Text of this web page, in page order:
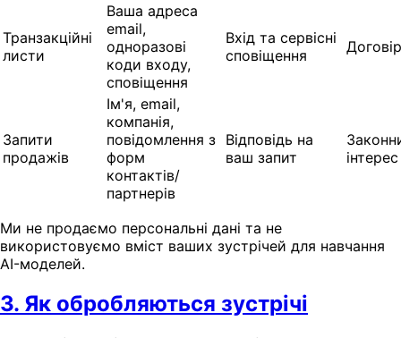
Транзакційні
листи
Ваша адреса
email,
одноразові
коди входу,
сповіщення
Вхід та сервісні
сповіщення
Договір
Запити
продажів
Ім'я, email,
компанія,
повідомлення з
форм
контактів/
партнерів
Відповідь на
ваш запит
інтерес
Ми не продаємо персональні дані та не
використовуємо вміст ваших зустрічей для навчання
AI-моделей.
3. Як обробляються зустрічі